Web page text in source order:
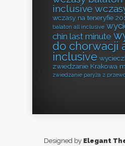
inclusive
wczasy na teneryfie
balaton all inclusive
chin last minute
do chorwacji
inclusive
zwiedzanie Krakowa
zwiedzanie paryża z
Designed by Elegant